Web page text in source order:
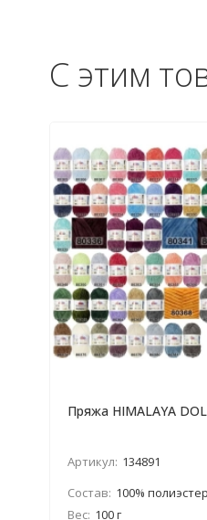
С этим
Пряжа HIMALAYA
Артикул: 134891
Состав: 100% полиэстер
Вес: 100 г